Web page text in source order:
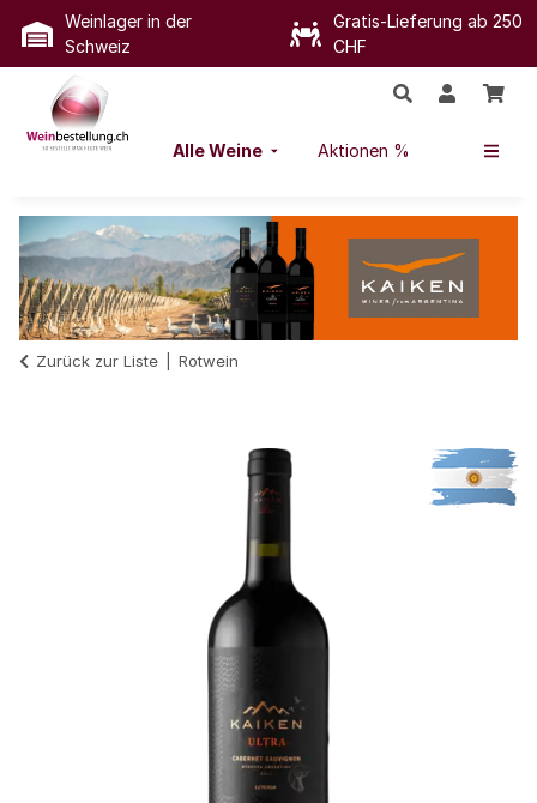
Weinlager in der
Schweiz
Gratis-Lieferung ab 250
CHF
Alle Weine Aktionen %
Zurück zur Liste Rotwein